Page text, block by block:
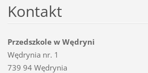
Kontakt
Przedszkole w Wędryni
Wędrynia nr. 1
739 94 Wędrynia